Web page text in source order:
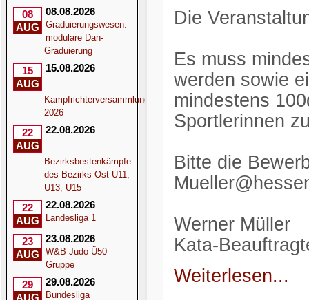
08
AUG
08.08.2026
Graduierungswesen:
modulare Dan-
Graduierung
15
AUG
15.08.2026
Kampfrichterversammlung
2026
22
AUG
22.08.2026
Bezirksbestenkämpfe
des Bezirks Ost U11,
U13, U15
22
AUG
22.08.2026
Landesliga 1
23
AUG
23.08.2026
W&B Judo Ü50
Gruppe
29
AUG
29.08.2026
Bundesliga
Die
Es muss
werden sowie
mindestens
Sportlerinnen
Bitte die
Werner Müller
Kata-
Weiterlesen...